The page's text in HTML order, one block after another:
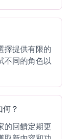
擇提供有限的
不同的角色以
？
的回饋定期更